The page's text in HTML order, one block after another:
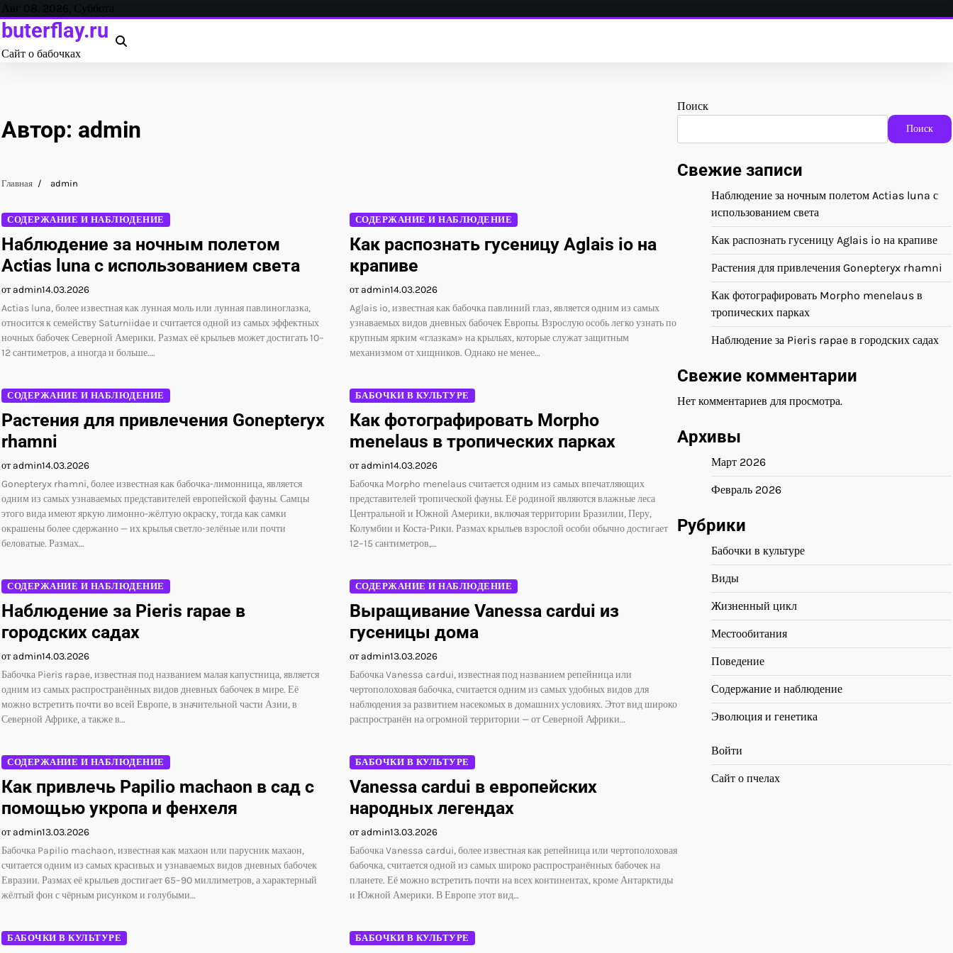
Перейти
к
содержанию
Авг 08, 2026, Суббота
buterflay.ru
Сайт о бабочках
Автор: admin
Главная admin
СОДЕРЖАНИЕ И НАБЛЮДЕНИЕ
Наблюдение за ночным полетом
Actias luna с использованием света
от admin14.03.2026
Actias luna, более известная как лунная моль или лунная павлиноглазка,
относится к семейству Saturniidae и считается одной из самых эффектных
ночных бабочек Северной Америки. Размах её крыльев может достигать 10–
12 сантиметров, а иногда и больше.…
СОДЕРЖАНИЕ И НАБЛЮДЕНИЕ
Как распознать гусеницу Aglais io на
крапиве
от admin14.03.2026
Aglais io, известная как бабочка павлиний глаз, является одним из самых
узнаваемых видов дневных бабочек Европы. Взрослую особь легко узнать по
крупным ярким «глазкам» на крыльях, которые служат защитным
механизмом от хищников. Однако не менее…
СОДЕРЖАНИЕ И НАБЛЮДЕНИЕ
Растения для привлечения Gonepteryx
rhamni
от admin14.03.2026
Gonepteryx rhamni, более известная как бабочка-лимонница, является
одним из самых узнаваемых представителей европейской фауны. Самцы
этого вида имеют яркую лимонно-жёлтую окраску, тогда как самки
окрашены более сдержанно — их крылья светло-зелёные или почти
беловатые. Размах…
БАБОЧКИ В КУЛЬТУРЕ
Как фотографировать Morpho
menelaus в тропических парках
от admin14.03.2026
Бабочка Morpho menelaus считается одним из самых впечатляющих
представителей тропической фауны. Её родиной являются влажные леса
Центральной и Южной Америки, включая территории Бразилии, Перу,
Колумбии и Коста-Рики. Размах крыльев взрослой особи обычно достигает
12–15 сантиметров,…
СОДЕРЖАНИЕ И НАБЛЮДЕНИЕ
Наблюдение за Pieris rapae в
городских садах
от admin14.03.2026
Бабочка Pieris rapae, известная под названием малая капустница, является
одним из самых распространённых видов дневных бабочек в мире. Её
можно встретить почти во всей Европе, в значительной части Азии, в
Северной Африке, а также в…
СОДЕРЖАНИЕ И НАБЛЮДЕНИЕ
Выращивание Vanessa cardui из
гусеницы дома
от admin13.03.2026
Бабочка Vanessa cardui, известная под названием репейница или
чертополоховая бабочка, считается одним из самых удобных видов для
наблюдения за развитием насекомых в домашних условиях. Этот вид широко
распространён на огромной территории — от Северной Африки…
СОДЕРЖАНИЕ И НАБЛЮДЕНИЕ
Как привлечь Papilio machaon в сад с
помощью укропа и фенхеля
от admin13.03.2026
Бабочка Papilio machaon, известная как махаон или парусник махаон,
считается одним из самых красивых и узнаваемых видов дневных бабочек
Евразии. Размах её крыльев достигает 65–90 миллиметров, а характерный
жёлтый фон с чёрным рисунком и голубыми…
БАБОЧКИ В КУЛЬТУРЕ
Vanessa cardui в европейских
народных легендах
от admin13.03.2026
Бабочка Vanessa cardui, более известная как репейница или чертополоховая
бабочка, считается одной из самых широко распространённых бабочек на
планете. Её можно встретить почти на всех континентах, кроме Антарктиды
и Южной Америки. В Европе этот вид…
БАБОЧКИ В КУЛЬТУРЕ БАБОЧКИ В КУЛЬТУРЕ
Поиск
Поиск
Свежие записи
Наблюдение за ночным полетом Actias luna с
использованием света
Как распознать гусеницу Aglais io на крапиве
Растения для привлечения Gonepteryx rhamni
Как фотографировать Morpho menelaus в
тропических парках
Наблюдение за Pieris rapae в городских садах
Свежие комментарии
Нет комментариев для просмотра.
Архивы
Март 2026
Февраль 2026
Рубрики
Бабочки в культуре
Виды
Жизненный цикл
Местообитания
Поведение
Содержание и наблюдение
Эволюция и генетика
Войти
Сайт о пчелах